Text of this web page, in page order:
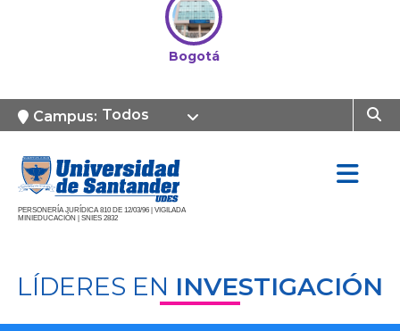
Bogotá
Campus: Todos
PERSONERÍA JURÍDICA 810 DE 12/03/96 | VIGILADA
MINIEDUCACIÓN | SNIES 2832
LÍDERES EN INVESTIGACIÓN